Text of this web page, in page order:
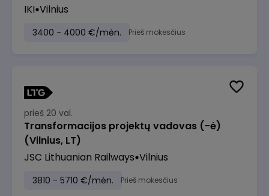
IKI Vilnius
3400 - 4000 €/mėn. Prieš mokesčius
prieš 20 val.
Transformacijos projektų vadovas (-ė)
(Vilnius, LT)
JSC Lithuanian Railways Vilnius
3810 - 5710 €/mėn. Prieš mokesčius